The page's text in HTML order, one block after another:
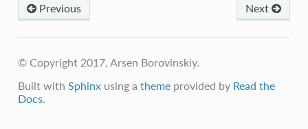
Next
Previous
© Copyright 2017, Arsen Borovinskiy.
Built with Sphinxusing a themeprovided by Read the
Docs.